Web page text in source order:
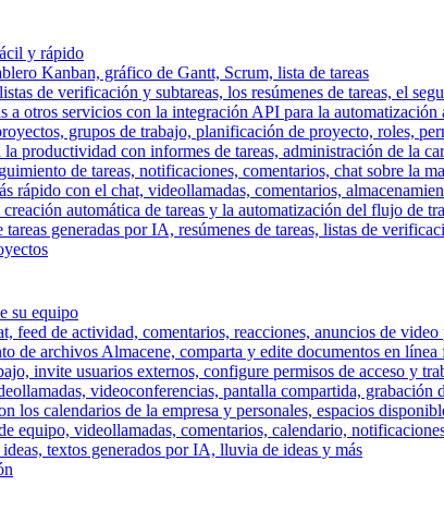
y rápido
Kanban, gráfico de Gantt, Scrum, lista de tareas
de verificación y subtareas, los resúmenes de tareas, el
a otros servicios con la integración API para la automatización
grupos de trabajo, planificación de proyecto, roles,
la productividad con informes de tareas, administración de la
de tareas, notificaciones, comentarios, chat sobre la
rápido con el chat, videollamadas, comentarios,
automática de tareas y la automatización del flujo de
tareas generadas por IA, resúmenes de tareas, listas de
su equipo
feed de actividad, comentarios, reacciones, anuncios de video
de archivos Almacene, comparta y edite documentos en
invite usuarios externos, configure permisos de acceso y
videoconferencias, pantalla compartida, grabación
los calendarios de la empresa y personales, espacios
equipo, videollamadas, comentarios, calendario,
textos generados por IA, lluvia de ideas y más